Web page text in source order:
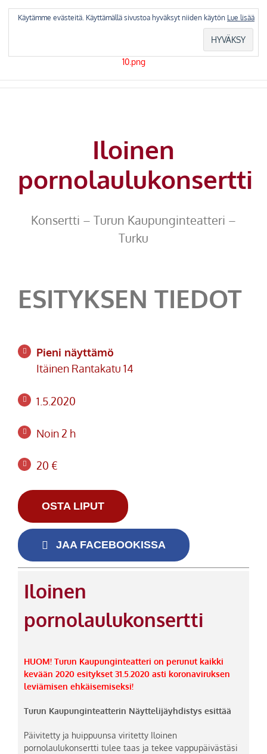
Iloinen
pornolaulukonsertti
Konsertti – Turun Kaupunginteatteri –
Turku
ESITYKSEN TIEDOT
Pieni näyttämö
Itäinen Rantakatu 14
1.5.2020
Noin 2 h
20 €
OSTA LIPUT
JAA FACEBOOKISSA
Iloinen
pornolaulukonsertti
HUOM! Turun Kaupunginteatteri on perunut kaikki
kevään 2020 esitykset 31.5.2020 asti koronaviruksen
leviämisen ehkäisemiseksi!
Turun Kaupunginteatterin Näyttelijäyhdistys esittää
Päivitetty ja huippuunsa viritetty Iloinen
pornolaulukonsertti tulee taas ja tekee vappupäivästäsi
Käytämme evästeitä. Käyttämällä sivustoa hyväksyt niiden käytön Lue lisää